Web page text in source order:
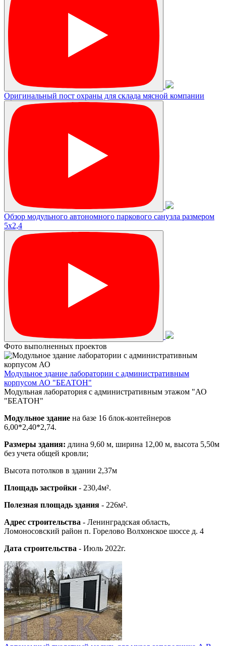
Оригинальный пост охраны для склада мясной компании
Обзор модульного автономного паркового санузла размером
5х2,4
Фото выполненных проектов
Модульное здание лаборатории с административным
корпусом АО "БЕАТОН"
Модульная лаборатория с административным этажом "АО
"БЕАТОН"
Модульное здание на базе 16 блок-контейнеров
6,00*2,40*2,74.
Размеры здания: длина 9,60 м, ширина 12,00 м, высота 5,50м
без учета общей кровли;
Высота потолков в здании 2,37м
Площадь застройки - 230,4м².
Полезная площадь здания - 226м².
Адрес строительства - Ленинградская область,
Ломоносовский район п. Горелово Волхонское шоссе д. 4
Дата строительства - Июль 2022г.